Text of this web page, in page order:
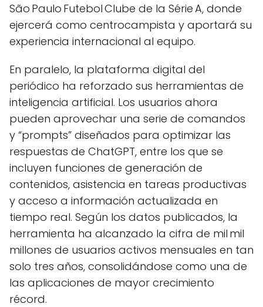
São Paulo Futebol Clube de la Série A, donde
ejercerá como centrocampista y aportará su
experiencia internacional al equipo.
En paralelo, la plataforma digital del
periódico ha reforzado sus herramientas de
inteligencia artificial. Los usuarios ahora
pueden aprovechar una serie de comandos
y “prompts” diseñados para optimizar las
respuestas de ChatGPT, entre los que se
incluyen funciones de generación de
contenidos, asistencia en tareas productivas
y acceso a información actualizada en
tiempo real. Según los datos publicados, la
herramienta ha alcanzado la cifra de mil mil
millones de usuarios activos mensuales en tan
solo tres años, consolidándose como una de
las aplicaciones de mayor crecimiento
récord.